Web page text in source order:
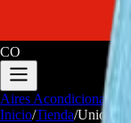
CO
Aires Acondicionados
Inicio/Tienda/Unidad